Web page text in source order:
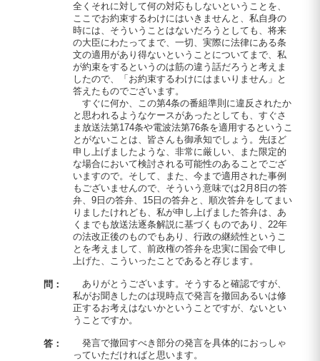
全くそれに対して何の対応もしないということを、
ここでお約束するわけにはいきませんと、私自身の
時には、そういうことはないだろうとしても、将来
の大臣にわたってまで、一切、実際に法律にある条
文の適用があり得ないということについてまで、私
が約束をするというのは筋の違う話だろうと考えま
したので、「お約束するわけにはまいりません」と
答えたものでございます。
すぐに何か、この第4条の番組準則に違反されたか
と思われるようなケースがあったとしても、すぐさ
ま放送法第174条や電波法第76条を適用するというこ
とがないことは、皆さんも御承知でしょう。先ほど
申し上げましたような、非常に厳しい、また限定的
な場合において検討される可能性のあることでござ
いますので。そして、また、今まで適用された事例
もございませんので、そういう意味では2月8日の答
弁、9日の答弁、15日の答弁と、順次答弁をしてまい
りましたけれども、私が申し上げました答弁は、あ
くまでも放送法逐条解説に基づくものであり、22年
の法改正後のものでもあり、行政の継続性というこ
とを考えまして、前政権の答弁を忠実に国会で申し
上げた、こういったことであると存じます。
問：
ありがとうございます。そうすると確認ですが、
私がお聞きしたのは現時点で発言を撤回あるいは修
正するお考えはないかということですが、ないとい
うことですか。
答：
発言で撤回すべき部分の発言を具体的におっしゃ
っていただければと思います。